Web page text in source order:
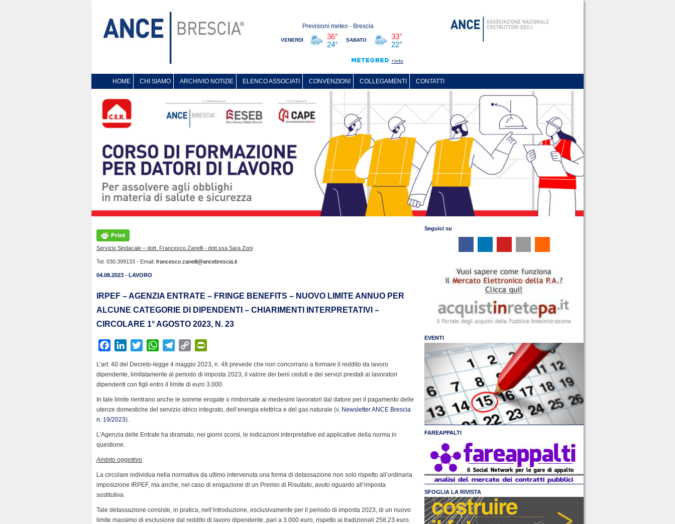
HOME CHI SIAMO ARCHIVIO NOTIZIE ELENCO ASSOCIATI CONVENZIONI COLLEGAMENTI CONTATTI
Servizio Sindacale – dott. Francesco Zanelli - dott.ssa Sara Zoni
Tel. 030.399133 - Email: francesco.zanelli@ancebrescia.it
04.08.2023 - LAVORO
IRPEF – AGENZIA ENTRATE – FRINGE BENEFITS – NUOVO LIMITE ANNUO PER
ALCUNE CATEGORIE DI DIPENDENTI – CHIARIMENTI INTERPRETATIVI –
CIRCOLARE 1° AGOSTO 2023, N. 23
c
e
o
n
k
I
i
t
W
a
t
l
e
r
C
p
y
i
n
l
y
L’art. 40 del Decreto-legge 4 maggio 2023, n. 48 prevede che non concorrano a formare il reddito da lavoro
dipendente, limitatamente al periodo di imposta 2023, il valore dei beni ceduti e dei servizi prestati ai lavoratori
dipendenti con figli entro il limite di euro 3.000.
In tale limite rientrano anche le somme erogate o rimborsate ai medesimi lavoratori dal datore per il pagamento delle
utenze domestiche del servizio idrico integrato, dell’energia elettrica e del gas naturale (v. Newsletter ANCE Brescia
n. 19/2023).
L’Agenzia delle Entrate ha diramato, nei giorni scorsi, le indicazioni interpretative ed applicative della norma in
questione.
Ambito oggettivo
La circolare individua nella normativa da ultimo intervenuta una forma di detassazione non solo rispetto all’ordinaria
imposizione IRPEF, ma anche, nel caso di erogazione di un Premio di Risultato, avuto riguardo all’imposta
sostitutiva.
Tale detassazione consiste, in pratica, nell’introduzione, esclusivamente per il periodo di imposta 2023, di un nuovo
limite massimo di esclusione dal reddito di lavoro dipendente, pari a 3.000 euro, rispetto ai tradizionali 258,23 euro.
Seguici su
EVENTI
FAREAPPALTI
SFOGLIA LA RIVISTA